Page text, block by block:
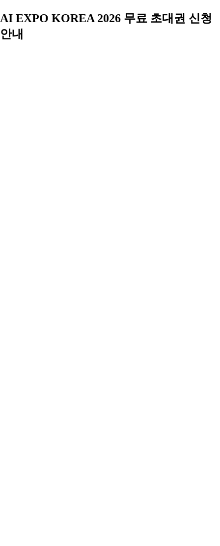
AI EXPO KOREA 2026 무료 초대권 신청
안내